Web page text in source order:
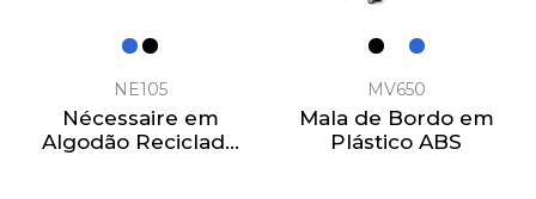
NE105
Nécessaire em
Algodão Reciclado
MV650
Mala de Bordo em
Plástico ABS